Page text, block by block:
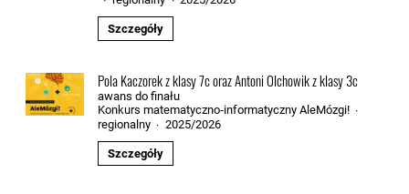
Szczegóły
Pola Kaczorek z klasy 7c oraz Antoni Olchowik z klasy 3c
awans do finału
Konkurs matematyczno‑informatyczny AleMózgi! ·
regionalny · 2025/2026
Szczegóły